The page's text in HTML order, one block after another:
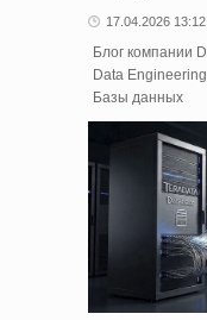
17.04.2026 13:12
Блог компании
Data Engineering
Базы данных